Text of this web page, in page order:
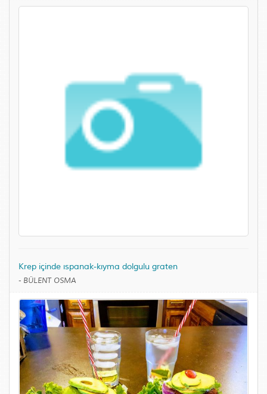
Krep içinde ıspanak-kıyma dolgulu graten
- BÜLENT OSMA